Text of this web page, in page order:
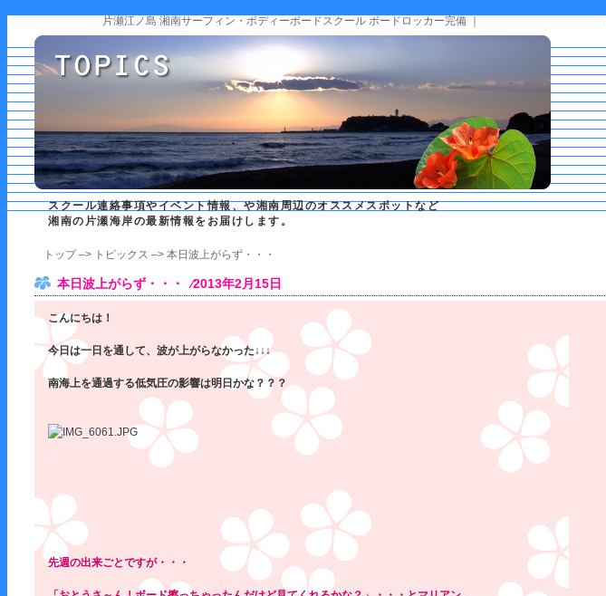
片瀬江ノ島 湘南サーフィン・ボディーボードスクール ボードロッカー完備 ｜
スクール連絡事項やイベント情報、や湘南周辺のオススメスポットなど
湘南の片瀬海岸の最新情報をお届けします。
トップ–> トピックス –> 本日波上がらず・・・
本日波上がらず・・・ ⁄2013年2月15日
こんにちは！
今日は一日を通して、波が上がらなかった↓↓↓
南海上を通過する低気圧の影響は明日かな？？？
先週の出来ごとですが・・・